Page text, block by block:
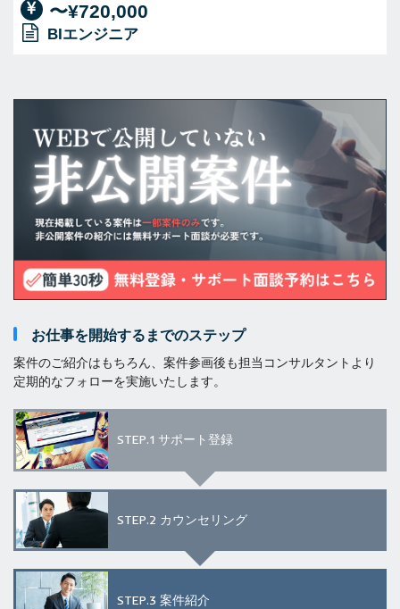
〜¥720,000
BIエンジニア
お仕事を開始するまでのステップ
案件のご紹介はもちろん、案件参画後も担当コンサルタントより
定期的なフォローを実施いたします。
STEP.1 サポート登録
STEP.2 カウンセリング
STEP.3 案件紹介